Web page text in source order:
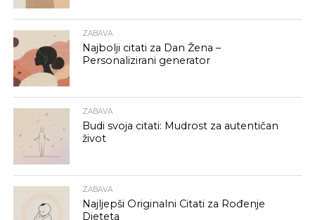
ZABAVA
Najbolji citati za Dan Žena –
Personalizirani generator
ZABAVA
Budi svoja citati: Mudrost za autentičan
život
ZABAVA
Najljepši Originalni Citati za Rođenje
Djeteta